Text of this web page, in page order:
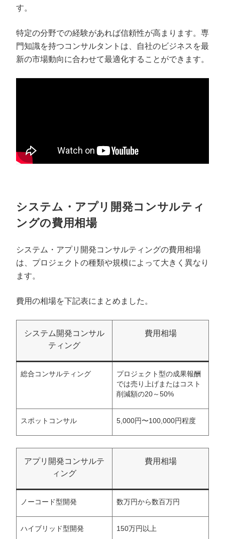
す。
特定の分野での経験があれば信頼性が高まります。専
門知識を持つコンサルタントは、自社のビジネスを最
新の市場動向に合わせて最適化することができます。
システム・アプリ開発コンサルティ
ングの費用相場
システム・アプリ開発コンサルティングの費用相場
は、プロジェクトの種類や規模によって大きく異なり
ます。
費用の相場を下記表にまとめました。
システム開発コンサル
ティング
費用相場
総合コンサルティング
プロジェクト型の成果報酬
では売り上げまたはコスト
削減額の20～50%
スポットコンサル 5,000円〜100,000円程度
アプリ開発コンサルテ
ィング
費用相場
ノーコード型開発 数万円から数百万円
ハイブリッド型開発 150万円以上